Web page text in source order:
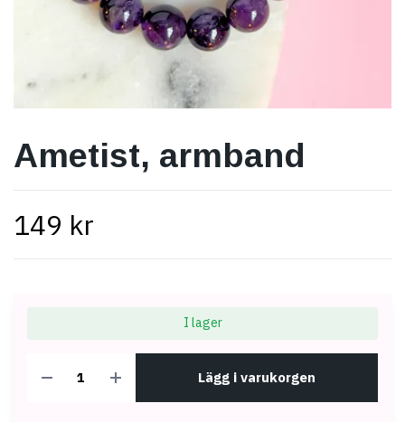
Ametist, armband
149 kr
I lager
Lägg i varukorgen